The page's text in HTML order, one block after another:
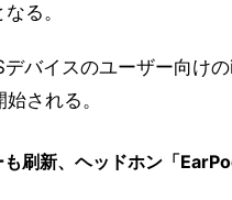
る。
デバイスのユーザー向け
される。
刷新、ヘッドホン「